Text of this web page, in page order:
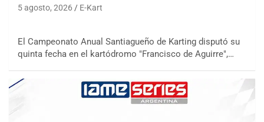
5 agosto, 2026 E-Kart
El Campeonato Anual Santiagueño de Karting disputó su
quinta fecha en el kartódromo "Francisco de Aguirre",…